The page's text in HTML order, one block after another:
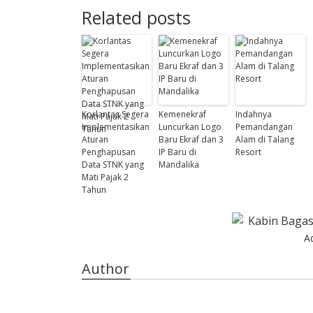
Related posts
Korlantas Segera
Implementasikan
Aturan
Penghapusan
Data STNK yang
Mati Pajak 2
Tahun
Kemenekraf
Luncurkan Logo
Baru Ekraf dan 3
IP Baru di
Mandalika
Indahnya
Pemandangan
Alam di Talang
Resort
Author